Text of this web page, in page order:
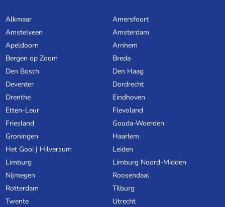
Alkmaar
Amersfoort
Amstelveen
Amsterdam
Apeldoorn
Arnhem
Bergen op Zoom
Breda
Den Bosch
Den Haag
Deventer
Dordrecht
Drenthe
Eindhoven
Etten-Leur
Flevoland
Friesland
Gouda-Woerden
Groningen
Haarlem
Het Gooi | Hilversum
Leiden
Limburg
Limburg Noord-Midden
Nijmegen
Roosendaal
Rotterdam
Tilburg
Twente
Utrecht